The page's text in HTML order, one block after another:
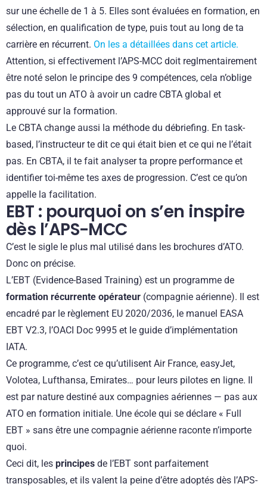
sur une échelle de 1 à 5. Elles sont évaluées en formation, en
sélection, en qualification de type, puis tout au long de ta
carrière en récurrent. On les a détaillées dans cet article.
Attention, si effectivement l’APS-MCC doit reglmentairement
être noté selon le principe des 9 compétences, cela n’oblige
pas du tout un ATO à avoir un cadre CBTA global et
approuvé sur la formation.
Le CBTA change aussi la méthode du débriefing. En task-
based, l’instructeur te dit ce qui était bien et ce qui ne l’était
pas. En CBTA, il te fait analyser ta propre performance et
identifier toi-même tes axes de progression. C’est ce qu’on
appelle la facilitation.
EBT : pourquoi on s’en inspire
dès l’APS-MCC
C’est le sigle le plus mal utilisé dans les brochures d’ATO.
Donc on précise.
L’EBT (Evidence-Based Training) est un programme de
formation récurrente opérateur (compagnie aérienne). Il est
encadré par le règlement EU 2020/2036, le manuel EASA
EBT V2.3, l’OACI Doc 9995 et le guide d’implémentation
IATA.
Ce programme, c’est ce qu’utilisent Air France, easyJet,
Volotea, Lufthansa, Emirates… pour leurs pilotes en ligne. Il
est par nature destiné aux compagnies aériennes — pas aux
ATO en formation initiale. Une école qui se déclare « Full
EBT » sans être une compagnie aérienne raconte n’importe
quoi.
Ceci dit, les principes de l’EBT sont parfaitement
transposables, et ils valent la peine d’être adoptés dès l’APS-